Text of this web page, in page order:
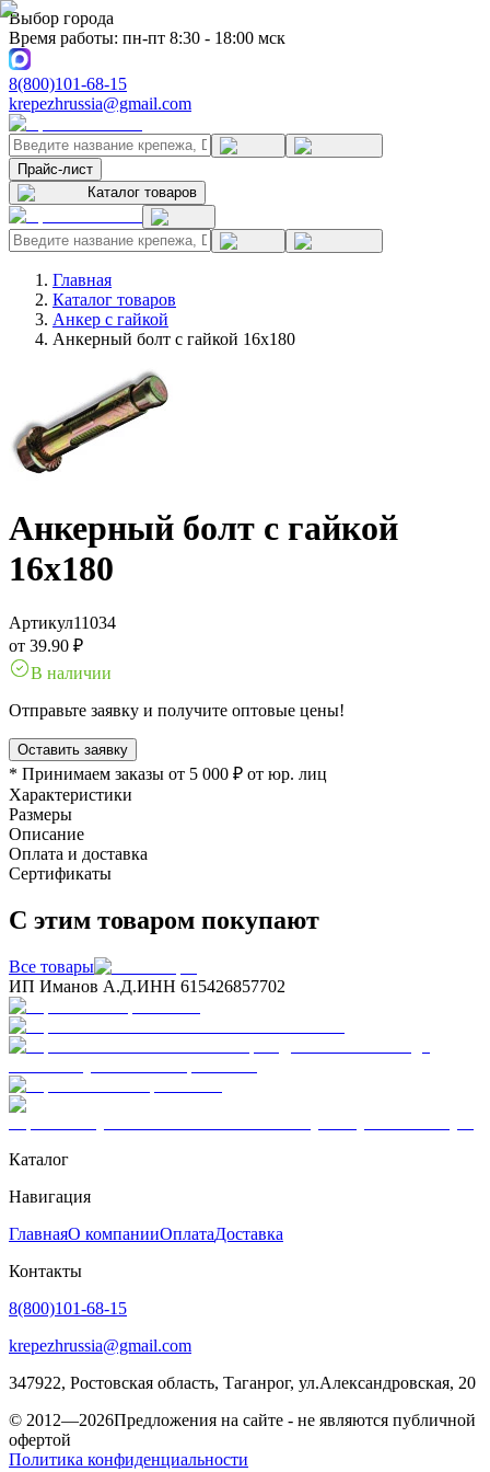
Выбор города
Время работы: пн-пт 8:30 - 18:00 мск
8(800)101-68-15
krepezhrussia@gmail.com
Прайс-лист
Каталог товаров
Главная
Каталог товаров
Анкер с гайкой
Анкерный болт с гайкой 16x180
Анкерный болт с гайкой
16x180
Артикул11034
от 39.90 ₽
В наличии
Отправьте заявку и получите оптовые цены!
Оставить заявку
* Принимаем заказы от 5 000 ₽ от юр. лиц
Характеристики
Размеры
Описание
Оплата и доставка
Сертификаты
С этим товаром покупают
Все товары
ИП Иманов А.Д.ИНН 615426857702
Каталог
Навигация
ГлавнаяО компанииОплатаДоставка
Контакты
8(800)101-68-15
krepezhrussia@gmail.com
347922, Ростовская область, Таганрог, ул.Александровская, 20
© 2012—2026Предложения на сайте - не являются публичной
офертой
Политика конфиденциальности